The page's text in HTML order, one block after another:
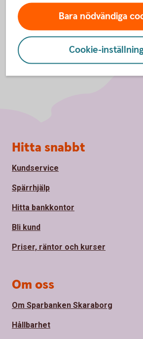
Bara nödvändiga
Cookie-
Sidfot
Hitta snabbt
Kundservice
Spärrhjälp
Hitta bankkontor
Bli kund
Priser, räntor och kurser
Om oss
Om Sparbanken Skaraborg
Hållbarhet